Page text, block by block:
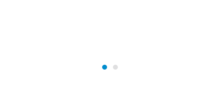
Wasserwacht Bayern